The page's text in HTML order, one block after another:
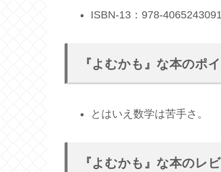
ISBN-13：978-4065243091
『よむかも』な本のポ
とはいえ数学は苦手さ。
『よむかも』な本のレ